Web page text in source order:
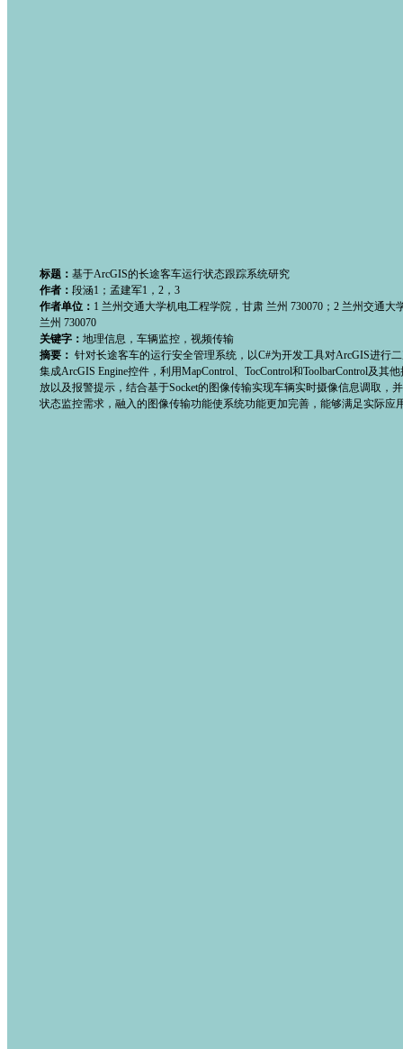
标题： 基于ArcGIS的长途客车运行状态跟踪系统研究
作者： 段涵1；孟建军1，2，3
作者单位： 1 兰州交通大学机电工程学院，甘肃 兰州 730070；2 兰州交通
兰州 730070
关键字： 地理信息，车辆监控，视频传输
摘要： 针对长途客车的运行安全管理系统，以C#为开发工具对ArcGIS进行
集成ArcGIS Engine控件，利用MapControl、TocControl和ToolbarControl及
放以及报警提示，结合基于Socket的图像传输实现车辆实时摄像信息调取
状态监控需求，融入的图像传输功能使系统功能更加完善，能够满足实际应